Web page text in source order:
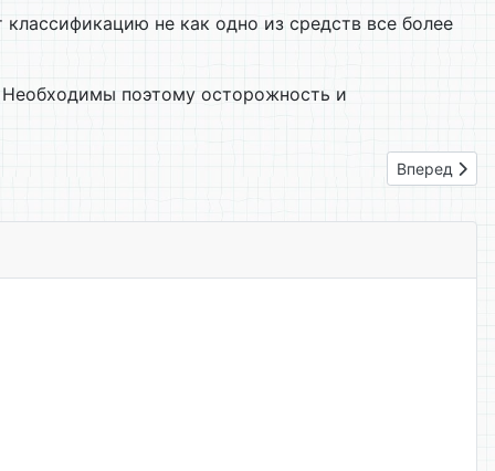
не как одно из средств все более
Необходимы поэтому осторожность и
Следующий:
Вперед